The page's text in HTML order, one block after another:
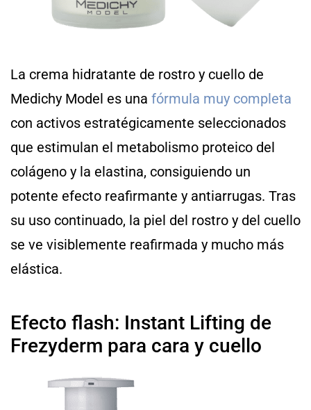
La crema hidratante de rostro y cuello de
Medichy Model es una fórmula muy completa
con activos estratégicamente seleccionados
que estimulan el metabolismo proteico del
colágeno y la elastina, consiguiendo un
potente efecto reafirmante y antiarrugas. Tras
su uso continuado, la piel del rostro y del cuello
se ve visiblemente reafirmada y mucho más
elástica.
Efecto flash: Instant Lifting de
Frezyderm para cara y cuello